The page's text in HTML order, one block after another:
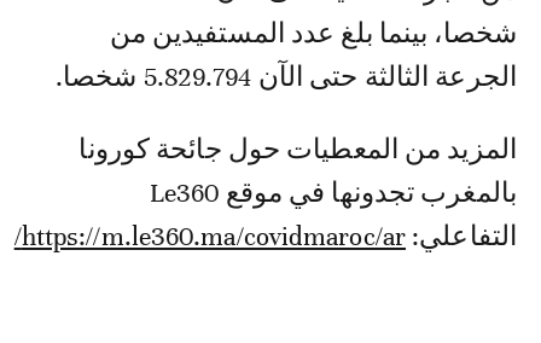
شخصا، بينما بلغ عدد المستفيدين من
الجرعة الثالثة حتى الآن 5.829.794 شخصا.
المزيد من المعطيات حول جائحة كورونا
بالمغرب تجدونها في موقع Le360
التفاعلي: https://m.le360.ma/covidmaroc/ar/